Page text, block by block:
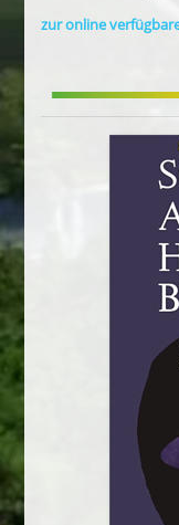
zur online